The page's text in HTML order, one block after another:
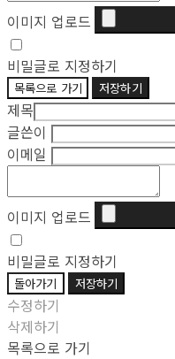
이미지 업로드
비밀글로 지정하기
목록으로 가기 저장하기
제목
글쓴이
이메일
이미지 업로드
비밀글로 지정하기
돌아가기 저장하기
수정하기
삭제하기
목록으로 가기